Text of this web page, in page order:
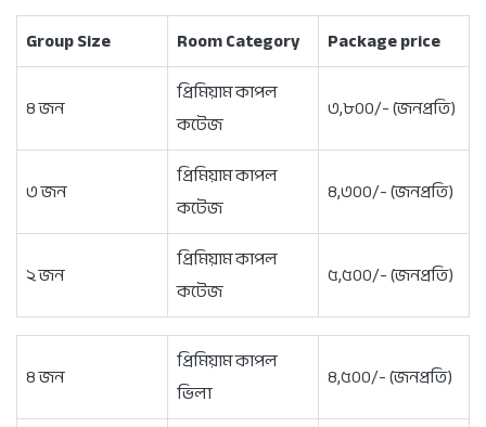
Group Size
RoomCategory Package price
৪ জন
প্রিমিয়াম কাপল
কটেজ
৩,৮০০/- (জনপ্রতি)
৩ জন
প্রিমিয়াম কাপল
কটেজ
৪,৩০০/- (জনপ্রতি)
২ জন
প্রিমিয়াম কাপল
কটেজ
৫,৫০০/- (জনপ্রতি)
৪ জন
প্রিমিয়াম কাপল
ভিলা
৪,৫০০/- (জনপ্রতি)